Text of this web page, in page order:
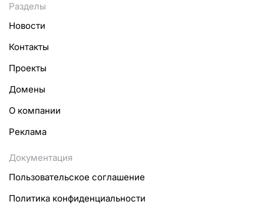
Разделы
Новости
Контакты
Проекты
Домены
О компании
Реклама
Документация
Пользовательское соглашение
Политика конфиденциальности